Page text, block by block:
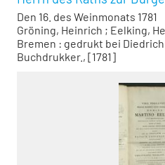
Den 16. des Weinmonats 1781
Gröning, Heinrich ; Eelking,
Bremen : gedrukt bei
Buchdrukker., [1781]